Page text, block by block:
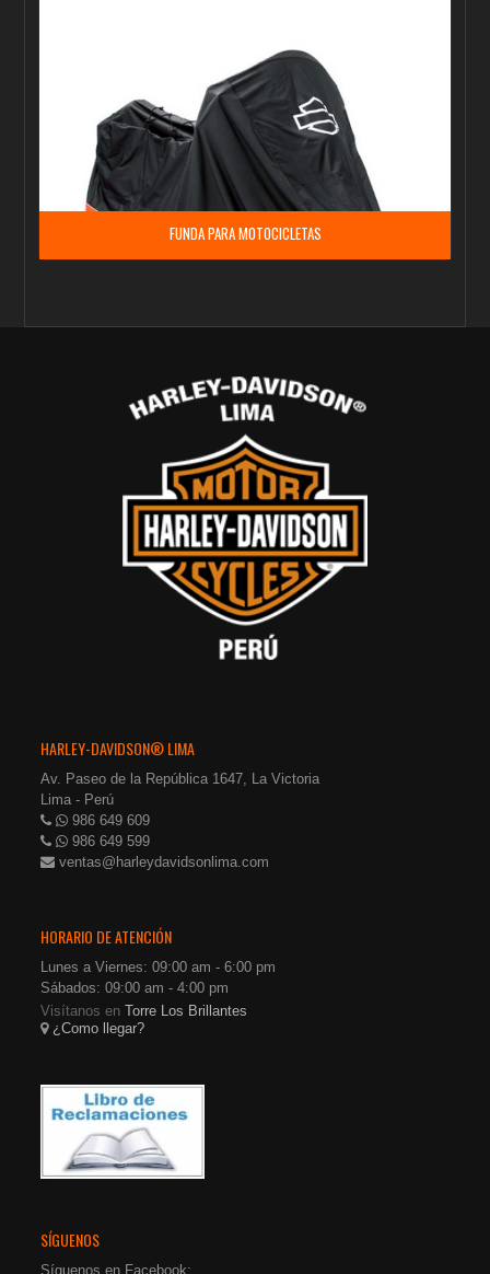
FUNDA PARA MOTOCICLETAS
HARLEY-DAVIDSON® LIMA
Av. Paseo de la República 1647, La Victoria
Lima - Perú
986 649 609
986 649 599
ventas@harleydavidsonlima.com
HORARIO DE ATENCIÓN
Lunes a Viernes: 09:00 am - 6:00 pm
Sábados: 09:00 am - 4:00 pm
Visítanos enTorre Los Brillantes
¿Como llegar?
SÍGUENOS
Síguenos en Facebook: